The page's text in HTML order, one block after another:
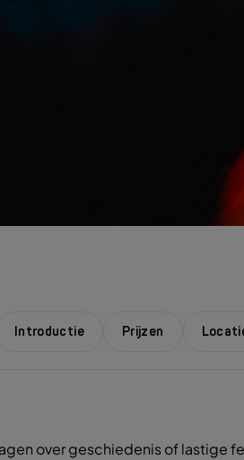
Introductie Prijzen
over geschiedenis of lastige